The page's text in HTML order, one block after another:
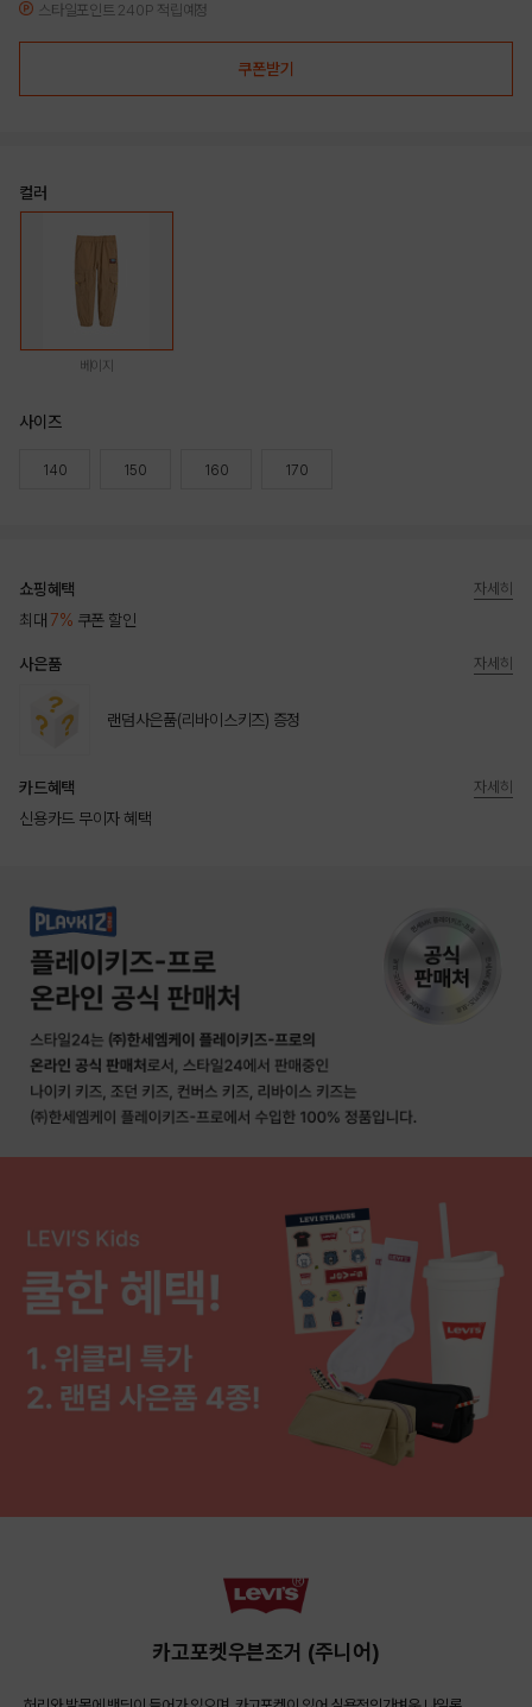
스타일포인트 240P 적립예정
쿠폰받기
컬러
베이지
사이즈
140 150 160 170
쇼핑혜택
최대 7% 쿠폰 할인
자세히
사은품
랜덤사은품(리바이스키즈) 증정
자세히
카드혜택
신용카드 무이자 혜택
자세히
카고포켓우븐조거 (주니어)